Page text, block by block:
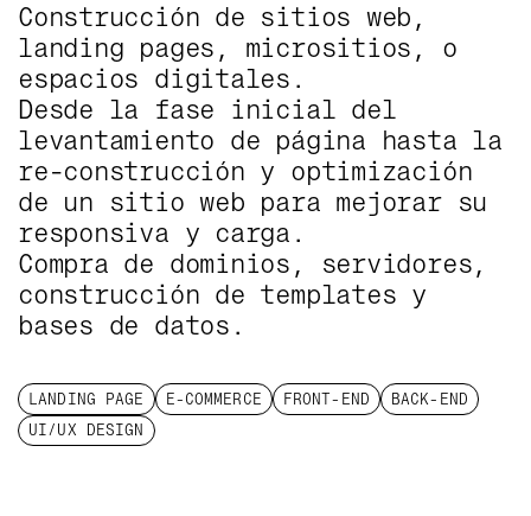
Construcción de sitios web,
landing pages, micrositios, o
espacios digitales.
Desde la fase inicial del
levantamiento de página hasta la
re-construcción y optimización
de un sitio web para mejorar su
responsiva y carga.
Compra de dominios, servidores,
construcción de templates y
bases de datos.
LANDING PAGE E-COMMERCE FRONT-END
BACK-END
UI/UX DESIGN